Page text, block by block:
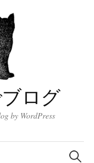
ブログ
by WordPress
検
索: